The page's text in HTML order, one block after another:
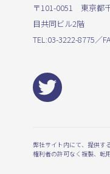
〒101-0051 東京都
目共同ビル2階
TEL:03-3222-8775／
弊社サイト内にて、提供す
権利者の許可なく複製、転